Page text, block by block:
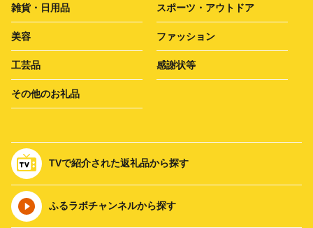
雑貨・日用品 スポーツ・アウトドア
美容 ファッション
工芸品 感謝状等
その他のお礼品
TVで紹介された返礼品から探す
ふるラボチャンネルから探す